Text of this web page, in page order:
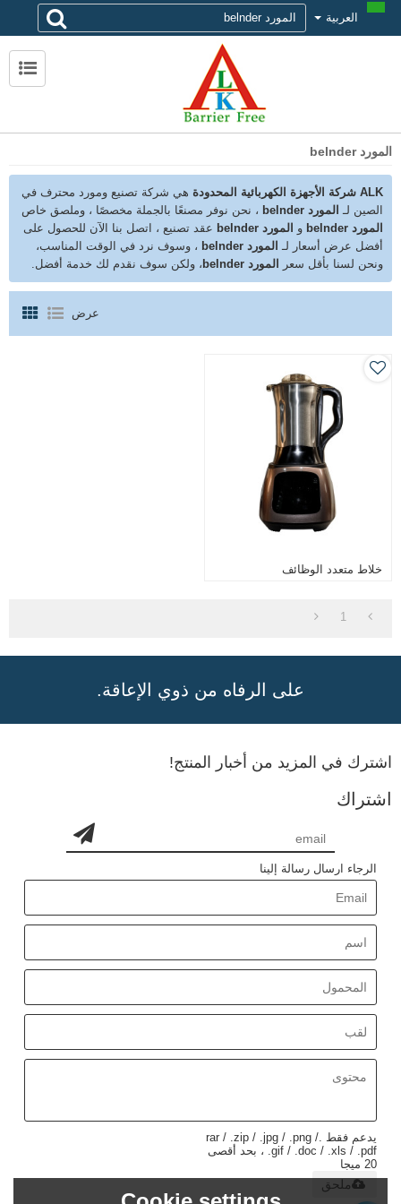
العربية
المورد belnder
ALK شركة الأجهزة الكهربائية المحدودة
هي شركة تصنيع ومورد محترف في
الصين لـ المورد belnder
، نحن نوفر مصنعًا بالجملة مخصصًا ، وملصق خاص
المورد belnder
و المورد belnder
عقد تصنيع ، اتصل بنا الآن للحصول على
أفضل عرض أسعار لـ المورد belnder
، وسوف نرد في الوقت المناسب،
ونحن لسنا بأقل سعر المورد belnder ، ولكن سوف نقدم لك خدمة أفضل.
عرض
خلاط متعدد الوظائف
1
على الرفاه من ذوي الإعاقة.
اشترك في المزيد من أخبار المنتج!
اشتراك
الرجاء ارسال رسالة إلينا
يدعم فقط .rar / .zip / .jpg / .png /
.gif / .doc / .xls / .pdf ، بحد أقصى
20 ميجا
ملحق